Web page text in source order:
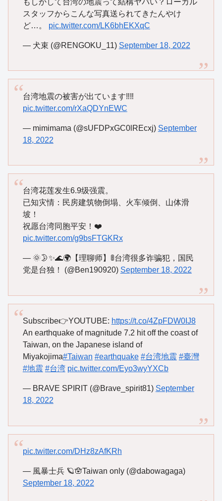
スタッフからこんな写真送られてきたんやけ
ど…。 pic.twitter.com/LK6bhEKXqC
— 犬束 (@RENGOKU_11) September 18, 2022
台湾地震の被害が出ています‼️‼️
pic.twitter.com/rXaQDYnEWC
— mimimama (@sUFDPxGC0lREcxj) September
18, 2022
台湾花莲发生6.9级强震。
已知灾情：民房建筑物倒塌、火车倾倒、山体滑
坡！
祝愿台湾同胞平安！❤️
pic.twitter.com/g9bsFTGKRx
— 🌞🌛✨🌊🌍【理聊师】🚦台湾很多诈骗犯，国民
党是台独！ (@Ben190920) September 18, 2022
Subscribe👉YOUTUBE: https://t.co/4ZpFDW0IJ8
An earthquake of magnitude 7.2 hit off the coast of
Taiwan, on the Japanese island of
Miyakojima#Taiwan #earthquake #台湾地震 #臺灣
#地震 #台湾 pic.twitter.com/Eyo3wyYXCb
— BRAVE SPIRIT (@Brave_spirit81) September
18, 2022
pic.twitter.com/DHz8zAfKRh
— 風暴士兵 🪐🪬Taiwan only (@dabowagaga)
September 18, 2022